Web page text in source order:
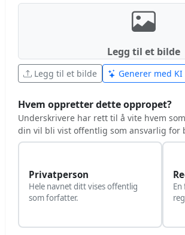
Legg til et bilde
Legg til et bilde Generer med KI
Hvem oppretter dette oppropet?
Underskrivere har rett til å vite hvem
din vil bli vist offentlig som ansvarlig for
Privatperson
Hele navnet ditt vises offentlig
som forfatter.